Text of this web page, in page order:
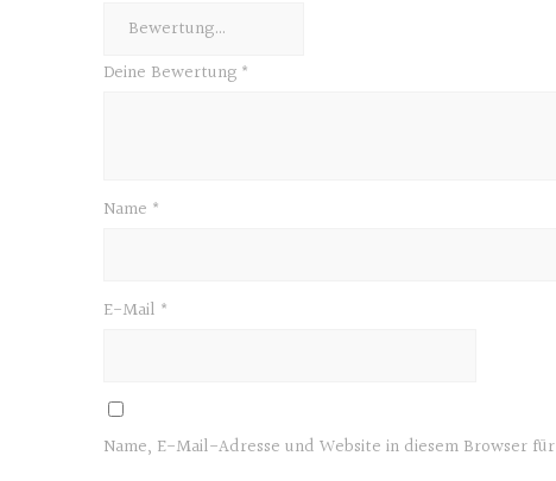
Deine Bewertung *
Name *
E-Mail *
Name, E-Mail-Adresse und Website in diesem Browser